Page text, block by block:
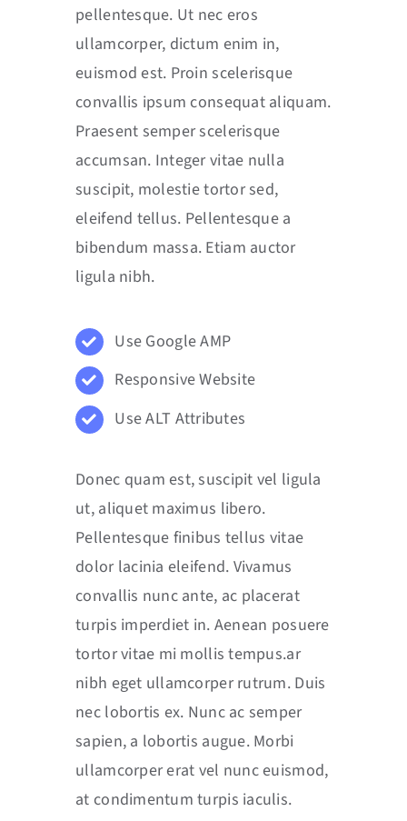
pellentesque. Ut nec eros
ullamcorper, dictum enim in,
euismod est. Proin scelerisque
convallis ipsum consequat aliquam.
Praesent semper scelerisque
accumsan. Integer vitae nulla
suscipit, molestie tortor sed,
eleifend tellus. Pellentesque a
bibendum massa. Etiam auctor
ligula nibh.
Use Google AMP
Responsive Website
Use ALT Attributes
Donec quam est, suscipit vel ligula
ut, aliquet maximus libero.
Pellentesque finibus tellus vitae
dolor lacinia eleifend. Vivamus
convallis nunc ante, ac placerat
turpis imperdiet in. Aenean posuere
tortor vitae mi mollis tempus.ar
nibh eget ullamcorper rutrum. Duis
nec lobortis ex. Nunc ac semper
sapien, a lobortis augue. Morbi
ullamcorper erat vel nunc euismod,
at condimentum turpis iaculis.